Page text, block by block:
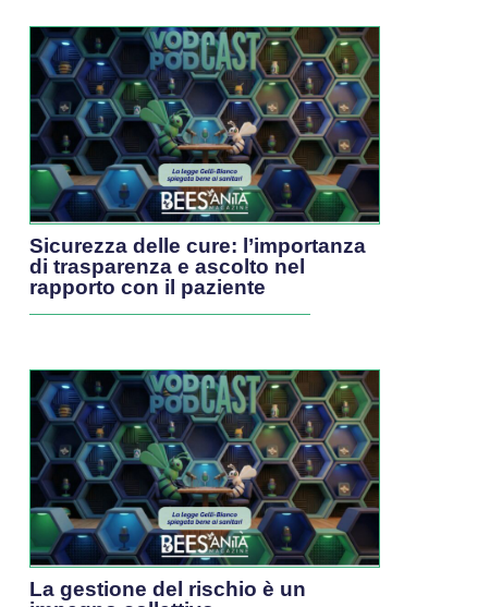
Sicurezza delle cure: l’importanza
di trasparenza e ascolto nel
rapporto con il paziente
La gestione del rischio è un